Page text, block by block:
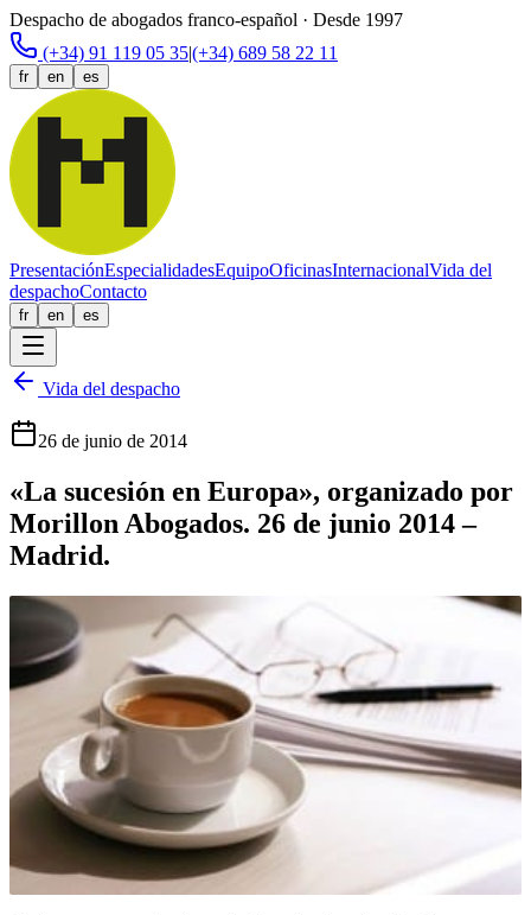
Despacho de abogados franco-español · Desde 1997
(+34) 91 119 05 35|(+34) 689 58 22 11
fr en es
PresentaciónEspecialidadesEquipoOficinasInternacionalVida del
despachoContacto
fr en es
Vida del despacho
26 de junio de 2014
«La sucesión en Europa», organizado por
Morillon Abogados. 26 de junio 2014 –
Madrid.